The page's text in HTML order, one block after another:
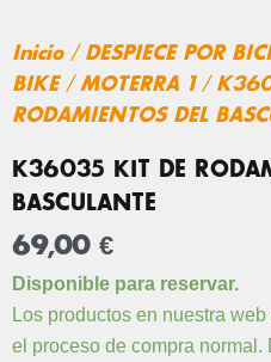
Inicio/ DESPIECE POR BICI
BIKE/ MOTERRA 1/
RODAMIENTOS DEL
K36035 KIT DE
BASCULANTE
69,00 €
Disponible para reservar.
Los productos en nuestra
el proceso de compra
K36035
KIT
DE
RODAMIENTOS